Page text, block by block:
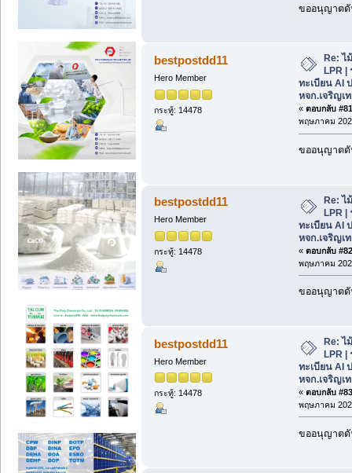
ขออนุญาตดั
bestpostdd11
Hero Member
กระทู้: 14478
Re:
LPR
ทะเบียน AI
หจก.เจริญเ
« ตอบกลับ
พฤษภาคม
ขออนุญาตดั
bestpostdd11
Hero Member
กระทู้: 14478
Re: ไ
LPR |
ทะเบียน AI
หจก.เจริญเ
« ตอบกลับ
พฤษภาคม
ขออนุญาตดั
bestpostdd11
Hero Member
กระทู้: 14478
Re: ไ
LPR |
ทะเบียน AI
หจก.เจริญเ
« ตอบกลับ
พฤษภาคม
ขออนุญาตดั